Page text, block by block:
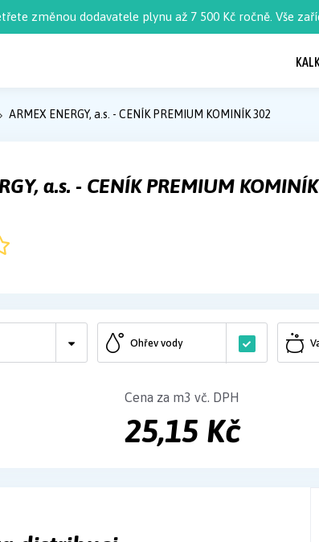
změnou dodavatele plynu až 7 500 Kč ročně. Vše
ARMEX ENERGY, a.s. - CENÍK PREMIUM KOMINÍK 302
a.s. - CENÍK PREMIUM
Ohřev vody
Cena za m3 vč. DPH
25,15 Kč